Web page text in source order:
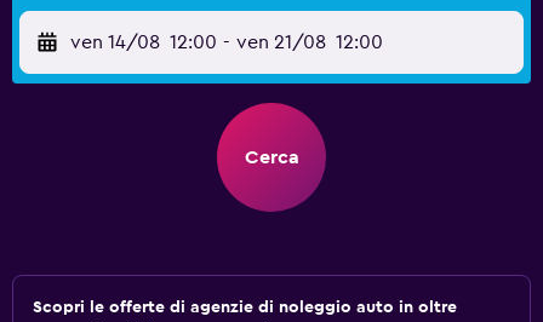
ven 14/08 12:00 - ven 21/08 12:00
Cerca
Scopri le offerte di agenzie di noleggio auto in oltre